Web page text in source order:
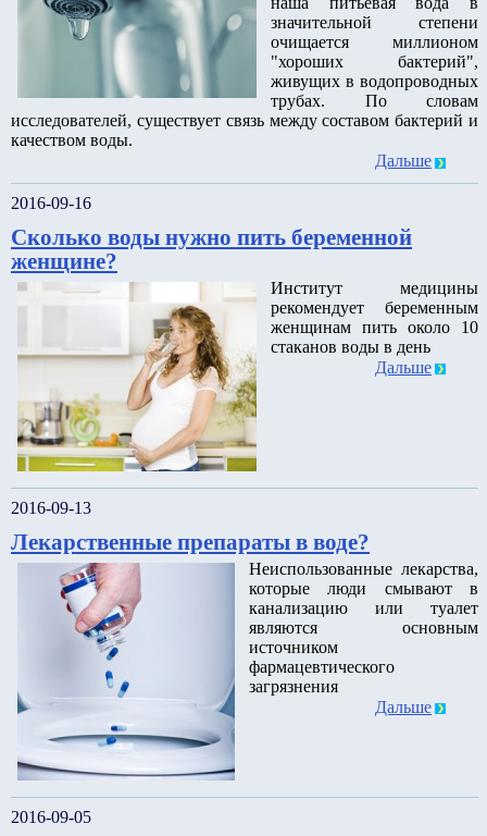
значительной степени
очищается миллионом
"хороших бактерий",
живущих в водопроводных
трубах. По словам
исследователей, существует связь между составом бактерий и
качеством воды.
Дальше
2016-09-16
Сколько воды нужно пить беременной
женщине?
Институт медицины
рекомендует беременным
женщинам пить около 10
стаканов воды в день
Дальше
2016-09-13
Лекарственные препараты в воде?
Неиспользованные лекарства,
которые люди смывают в
канализацию или туалет
являются основным
источником
фармацевтического
загрязнения
Дальше
2016-09-05